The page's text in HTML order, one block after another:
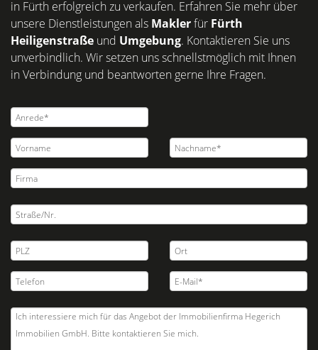
in Fürth erfolgreich zu verkaufen. Erfahren Sie mehr über
unsere Dienstleistungen als Maklerfür Fürth
Heiligenstraße und Umgebung. Kontaktieren Sie uns
unverbindlich. Wir setzen uns schnellstmöglich mit Ihnen
in Verbindung und beantworten gerne Ihre Fragen.